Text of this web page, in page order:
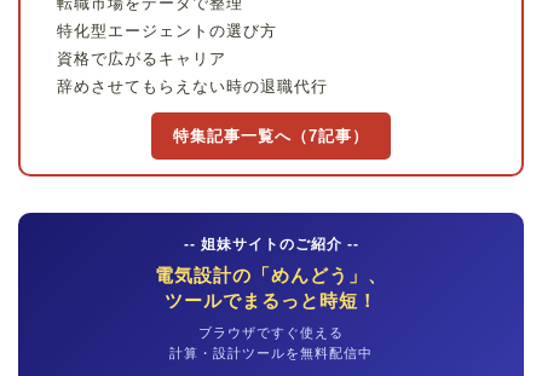
特化型エージェントの選び方
資格で広がるキャリア
辞めさせてもらえない時の退職代行
特集記事一覧へ（7記事）
-- 姐妹サイトのご紹介 --
電気設計の「めんどう」、
ツールでまるっと時短！
ブラウザですぐ使える
計算・設計ツールを無料配信中